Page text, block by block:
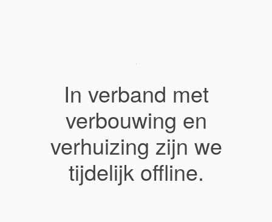
In verband met
verbouwing en
verhuizing zijn we
tijdelijk offline.